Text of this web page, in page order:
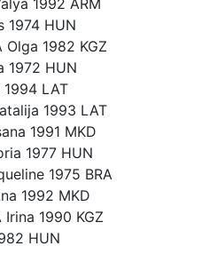
1974 HUN
Olga 1982 KGZ
1972 HUN
LAT
1993 LAT
1991 MKD
1977 HUN
1975 BRA
1992 MKD
Irina 1990 KGZ
HUN